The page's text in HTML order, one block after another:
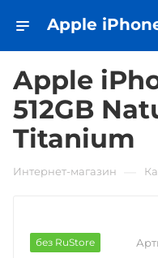
Apple
512GB
Titanium
Интернет-магазин
без RuStore